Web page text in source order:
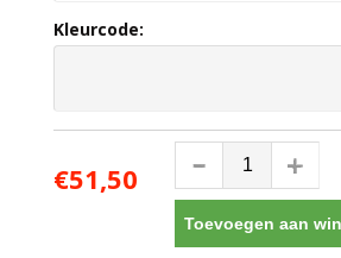
Kleurcode:
€51,50
Toevoegen aan